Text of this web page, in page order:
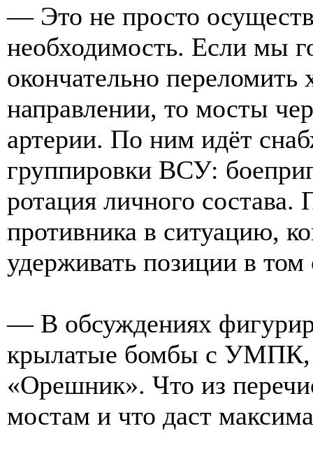
— Это не просто
необходимость. Если мы
окончательно
направлении, то мосты
артерии. По ним идёт
группировки ВСУ:
ротация личного
противника в ситуацию,
удерживать позиции в том
— В обсуждениях
крылатые бомбы с УМПК,
«Орешник». Что из
мостам и что даст